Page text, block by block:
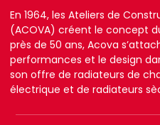
En 1964, les Ateliers de
(ACOVA) créent le concept
près de 50 ans, Acova
performances et le design
son offre de radiateurs de
électrique et de radiateurs